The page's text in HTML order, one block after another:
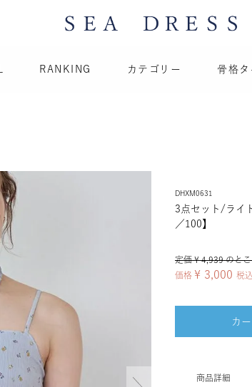
RANKING カテゴリー 骨格
DHXM0631
3点セット/ライ
／100】
定価 ¥ 4,939 のと
価格 ¥ 3,000 税込
カ
商品詳細